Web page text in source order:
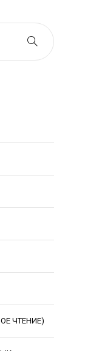
ЧТЕНИЕ)